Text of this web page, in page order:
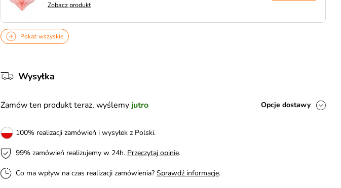
Zobacz produkt
Pokaż wszyskie
Wysyłka
Zamów ten produkt teraz, wyślemy jutro Opcje dostawy
100% realizacji zamówień i wysyłek z Polski.
99% zamówień realizujemy w 24h. Przeczytaj opinie.
Co ma wpływ na czas realizacji zamówienia? Sprawdź informacje.